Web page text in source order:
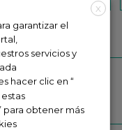
X
garantizar el
servicios y
hacer clic en “
para obtener más